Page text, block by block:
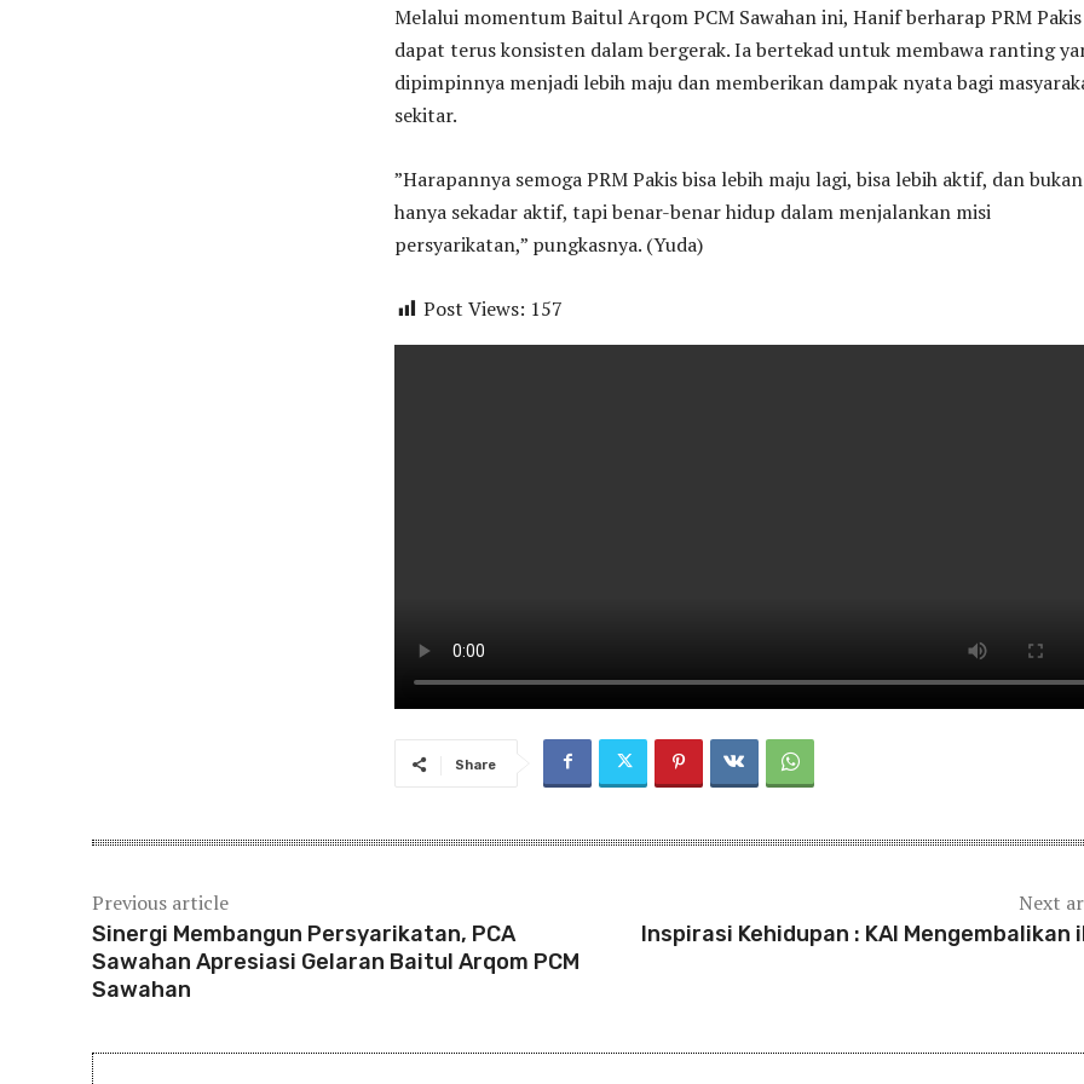
​Melalui momentum Baitul Arqom PCM Sawahan ini, Hanif berharap PRM Pakis
dapat terus konsisten dalam bergerak. Ia bertekad untuk membawa ranting
dipimpinnya menjadi lebih maju dan memberikan dampak nyata bagi
sekitar.
​”Harapannya semoga PRM Pakis bisa lebih maju lagi, bisa lebih aktif, dan bukan
hanya sekadar aktif, tapi benar-benar hidup dalam menjalankan misi
persyarikatan,” pungkasnya. (Yuda)
Post Views: 157
Share
Previous article
Sinergi Membangun Persyarikatan, PCA
Sawahan Apresiasi Gelaran Baitul Arqom PCM
Sawahan
Next
Inspirasi Kehidupan : KAI Mengembalikan